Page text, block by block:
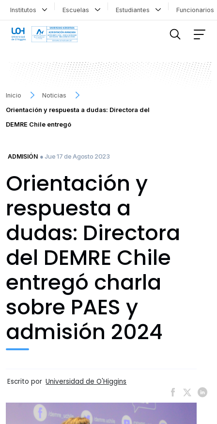
Institutos Escuelas Estudiantes
Inicio
Noticias
Orientación y respuesta a dudas: Directora del
DEMRE Chile entregó
ADMISIÓN ● Jue 17 de Agosto 2023
Orientación y
respuesta a
dudas: Directora
del DEMRE Chile
entregó charla
sobre PAES y
admisión 2024
Escrito por Universidad de O'Higgins